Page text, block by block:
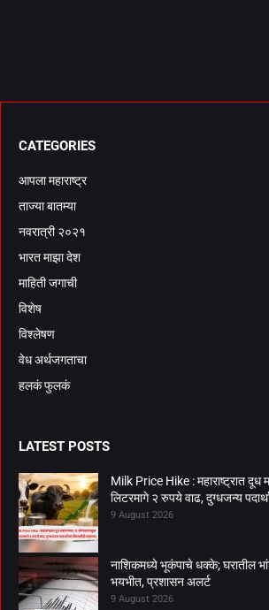
CATEGORIES
आपला महाराष्ट्र
ताज्या बातम्या
नवरात्री २०२१
भारत माझा देश
माहिती जगाची
विशेष
विश्लेषण
वेध अर्थजगताचा
हलकं फुलकं
LATEST POSTS
Milk Price Hike : महाराष्ट्रात
लिटरमागे २ रुपये वाढ, दुग्धजन्य
9 August 2026
नाशिकमध्ये भूकंपाचे धक्के; घरातील
भयभीत, प्रशासन अलर्ट
9 August 2026